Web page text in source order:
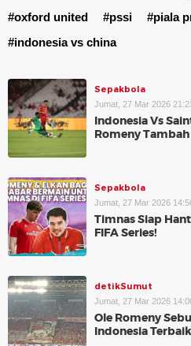
#oxford united
#pssi
#piala
#indonesia vs china
Sepakbola
Jumat, 27 Mar 2026
Indonesia Vs
Romeny Tambah
Sepakbola
Jumat, 27 Mar 2026
Timnas Siap
FIFA Series!
detikSumut
Jumat, 27 Mar 2026
Ole Romeny
Indonesia